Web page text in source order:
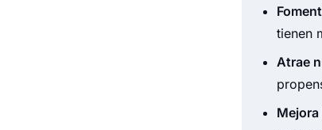
tienen
Atrae